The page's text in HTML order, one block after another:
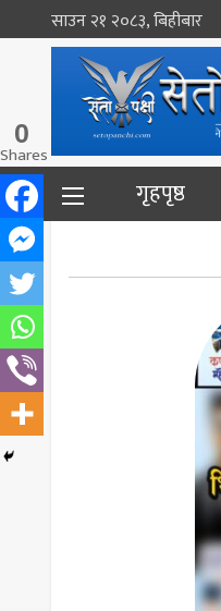
साउन २१ २०८३, बिहीबार
गृहपृष्ठ
0
Shares